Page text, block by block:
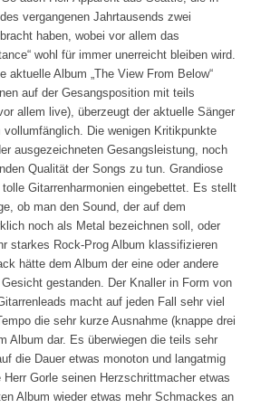
vergangenen Jahrtausends zwei
haben, wobei vor allem das
wohl für immer unerreicht bleiben wird.
aktuelle Album „The View From Below“
auf der Gesangsposition mit teils
allem live), überzeugt der aktuelle Sänger
Die wenigen Kritikpunkte
ausgezeichneten Gesangsleistung, noch
Qualität der Songs zu tun. Grandiose
Gitarrenharmonien eingebettet. Es stellt
ob man den Sound, der auf dem
noch als Metal bezeichnen soll, oder
starkes Rock-Prog Album klassifizieren
hätte dem Album der eine oder andere
gestanden. Der Knaller in Form von
macht auf jeden Fall sehr viel
die sehr kurze Ausnahme (knappe drei
Album dar. Es überwiegen die teils sehr
die Dauer etwas monoton und langatmig
Gorle seinen Herzschrittmacher etwas
Album wieder etwas mehr Schmackes an